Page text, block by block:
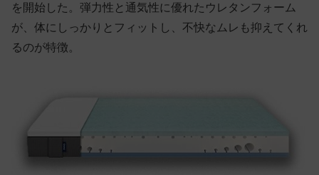
を開始した。弾力性と通気性に優れたウレタンフォーム
が、体にしっかりとフィットし、不快なムレも抑えてくれ
るのが特徴。